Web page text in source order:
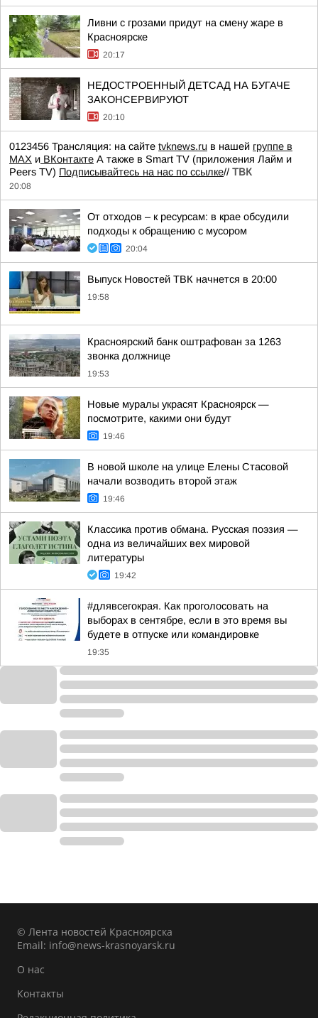
Ливни с грозами придут на смену жаре в
Красноярске
20:17
НЕДОСТРОЕННЫЙ ДЕТСАД НА БУГАЧЕ
ЗАКОНСЕРВИРУЮТ
20:10
0123456 Трансляция: на сайте tvknews.ru в нашей группе в
МАХ и ВКонтакте А также в Smart TV (приложения Лайм и
Peers TV) Подписывайтесь на нас по ссылке// ТВК
20:08
От отходов – к ресурсам: в крае обсудили
подходы к обращению с мусором
20:04
Выпуск Новостей ТВК начнется в 20:00
19:58
Красноярский банк оштрафован за 1263
звонка должнице
19:53
Новые муралы украсят Красноярск —
посмотрите, какими они будут
19:46
В новой школе на улице Елены Стасовой
начали возводить второй этаж
19:46
Классика против обмана. Русская поэзия —
одна из величайших вех мировой
литературы
19:42
#длявсегокрая. Как проголосовать на
выборах в сентябре, если в это время вы
будете в отпуске или командировке
19:35
© Лента новостей Красноярска
Email: info@news-krasnoyarsk.ru
О нас
Контакты